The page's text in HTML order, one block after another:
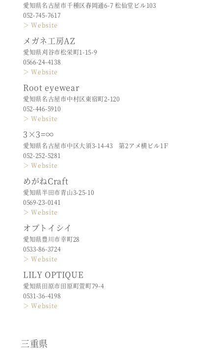
愛知県名古屋市千種区春岡通6-7 松仙堂ビル103
052-745-7617
＞ Website
メガネ工房AZ
愛知県刈谷市松栄町1-15-9
0566-24-4138
＞ Website
Root eyewear
愛知県名古屋市中村区東宿町2-120
052-446-5910
＞ Website
3×3=∞
愛知県名古屋市中区大須3-14-43 第2アメ横ビル1Ｆ
052-252-5281
＞ Website
めがねCraft
愛知県半田市青山3-25-10
0569-23-0141
＞ Website
オプトイシイ
愛知県豊川市幸町28
0533-86-3724
＞ Website
LILY OPTIQUE
愛知県田原市田原町萱町79-4
0531-36-4198
＞ Website
三重県